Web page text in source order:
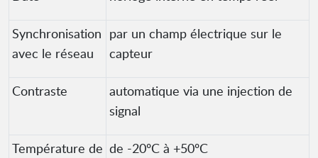
Synchronisation
avec le réseau
par un champ électrique sur le
capteur
Contraste
automatique via une injection de
signal
Température de de -20ºC à +50ºC